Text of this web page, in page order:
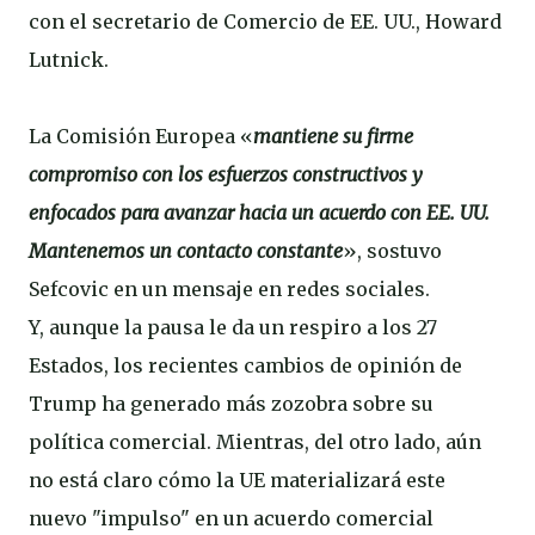
con el secretario de Comercio de EE. UU., Howard
Lutnick.
La Comisión Europea «mantiene su firme
compromiso con los esfuerzos constructivos y
enfocados para avanzar hacia un acuerdo con EE. UU.
Mantenemos un contacto constante», sostuvo
Sefcovic en un mensaje en redes sociales.
Y, aunque la pausa le da un respiro a los 27
Estados, los recientes cambios de opinión de
Trump ha generado más zozobra sobre su
política comercial. Mientras, del otro lado, aún
no está claro cómo la UE materializará este
nuevo "impulso" en un acuerdo comercial